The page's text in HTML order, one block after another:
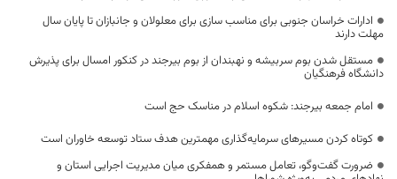
ادارات خراسان جنوبی برای مناسب سازی برای معلولان و جانبازان تا پایان سال
مهلت دارند
مستقل شدن بوم سربیشه و نهبندان از بوم بیرجند در کنکور امسال برای پذیرش
دانشگاه فرهنگیان
امام جمعه بیرجند: شکوه اسلام در مناسک حج است
کوتاه کردن مسیرهای سرمایه‌گذاری مهمترین هدف ستاد توسعه خاوران است
ضرورت گفت‌وگو، تعامل مستمر و همفکری میان مدیریت اجرایی استان و